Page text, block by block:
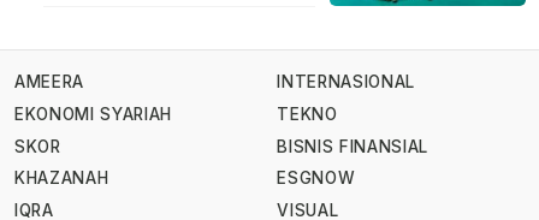
AMEERA
EKONOMI SYARIAH
SKOR
KHAZANAH
IQRA
INTERNASIONAL
TEKNO
BISNIS FINANSIAL
ESGNOW
VISUAL